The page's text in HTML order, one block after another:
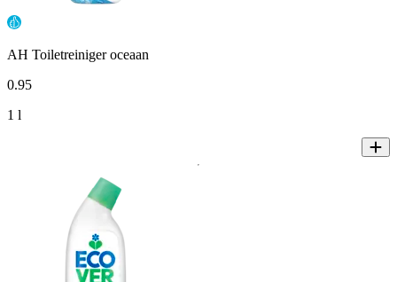
AH Toiletreiniger oceaan
0.95
1 l